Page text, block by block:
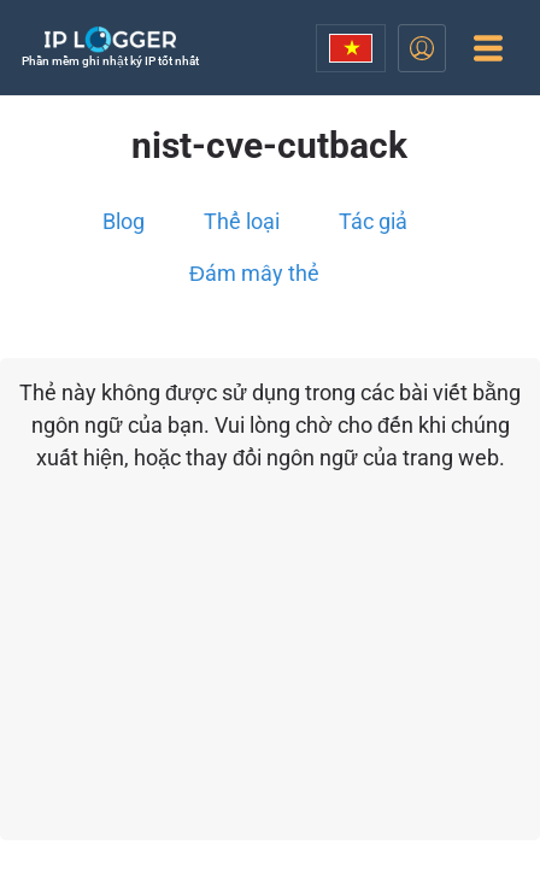
Phần mềm ghi nhật ký IP tốt nhất
nist-cve-cutback
Blog Thể loại Tác giả
Đám mây thẻ